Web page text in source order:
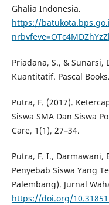
Ghalia Indonesia.
https://
Priadana, S., & Sunarsi,
Kuantitatif. Pascal Books.
Putra, F. (2017).
Siswa SMA Dan Siswa
Care, 1(1), 27–34.
Putra, F. I., Darmawani,
Penyebab Siswa Yang
Palembang). Jurnal
https://doi.org/